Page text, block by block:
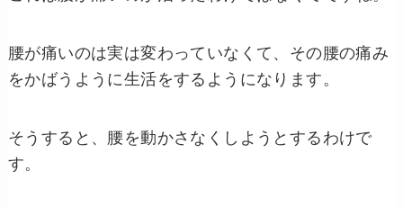
腰が痛いのは実は変わっていなくて、その腰の痛み
をかばうように生活をするようになります。
そうすると、腰を動かさなくしようとするわけで
す。